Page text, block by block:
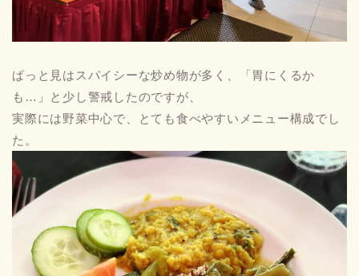
ぱっと見はスパイシーな炒め物が多く、「胃にくるか
も…」と少し警戒したのですが、
実際には野菜中心で、とても食べやすいメニュー構成でし
た。